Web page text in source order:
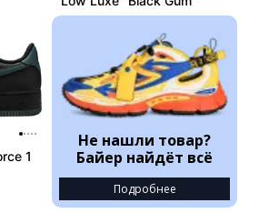
1
Не нашли товар?
Байер найдёт всё
Подробнее